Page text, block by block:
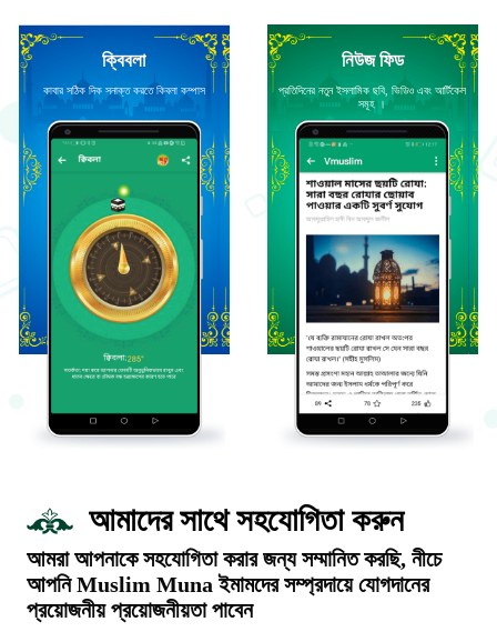
ক্বিবলা
কাবার সঠিক দিক সনাক্ত করতে কিবলা কম্পাস
নিউজ ফিড
প্রতিদিনের নতুন ইসলামিক ছবি, ভিডিও এবং আর্টিকেল
সমূহ ।
আমাদের সাথে সহযোগিতা করুন
আমরা আপনাকে সহযোগিতা করার জন্য সম্মানিত করছি, নীচে
আপনি Muslim Muna ইমামদের সম্প্রদায়ে যোগদানের
প্রয়োজনীয় প্রয়োজনীয়তা পাবেন